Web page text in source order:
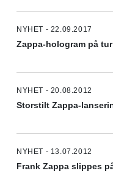
NYHET - 22.09.2017
Zappa-hologram på
NYHET - 20.08.2012
Storstilt Zappa-
NYHET - 13.07.2012
Frank Zappa slippes